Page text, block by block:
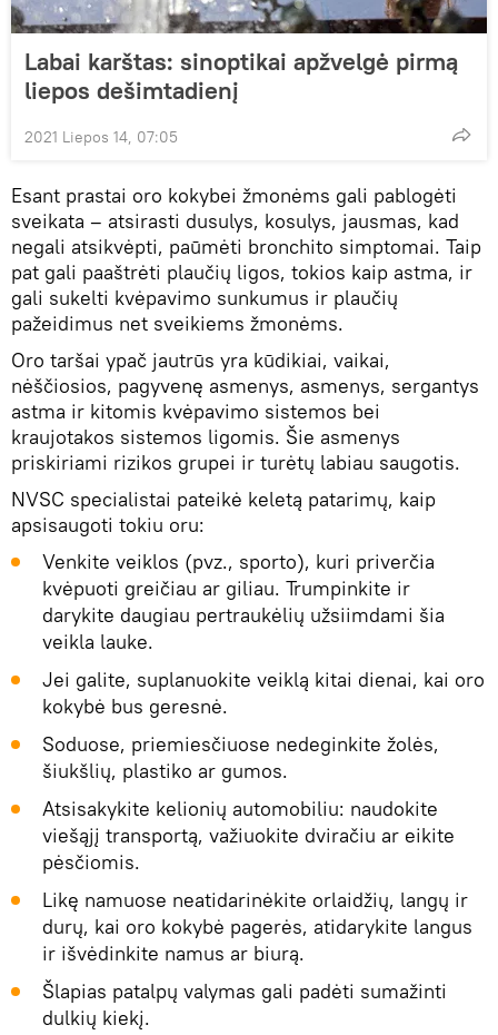
Labai karštas: sinoptikai apžvelgė pirmą
liepos dešimtadienį
2021 Liepos 14, 07:05
Esant prastai oro kokybei žmonėms gali pablogėti
sveikata – atsirasti dusulys, kosulys, jausmas, kad
negali atsikvėpti, paūmėti bronchito simptomai. Taip
pat gali paaštrėti plaučių ligos, tokios kaip astma, ir
gali sukelti kvėpavimo sunkumus ir plaučių
pažeidimus net sveikiems žmonėms.
Oro taršai ypač jautrūs yra kūdikiai, vaikai,
nėščiosios, pagyvenę asmenys, asmenys, sergantys
astma ir kitomis kvėpavimo sistemos bei
kraujotakos sistemos ligomis. Šie asmenys
priskiriami rizikos grupei ir turėtų labiau saugotis.
NVSC specialistai pateikė keletą patarimų, kaip
apsisaugoti tokiu oru:
Venkite veiklos (pvz., sporto), kuri priverčia
kvėpuoti greičiau ar giliau. Trumpinkite ir
darykite daugiau pertraukėlių užsiimdami šia
veikla lauke.
Jei galite, suplanuokite veiklą kitai dienai, kai oro
kokybė bus geresnė.
Soduose, priemiesčiuose nedeginkite žolės,
šiukšlių, plastiko ar gumos.
Atsisakykite kelionių automobiliu: naudokite
viešąjį transportą, važiuokite dviračiu ar eikite
pėsčiomis.
Likę namuose neatidarinėkite orlaidžių, langų ir
durų, kai oro kokybė pagerės, atidarykite langus
ir išvėdinkite namus ar biurą.
Šlapias patalpų valymas gali padėti sumažinti
dulkių kiekį.